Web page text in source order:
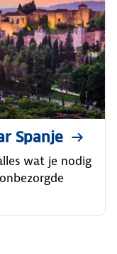
Spanje
wat je nodig